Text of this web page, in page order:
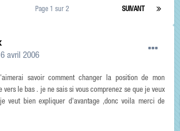
SUIVANT
Page 1 sur 2
avril 2006
savoir comment changer la position de mon
vers le bas . je ne sais si vous comprenez se que je veux
veut bien expliquer d'avantage ,donc voila merci de